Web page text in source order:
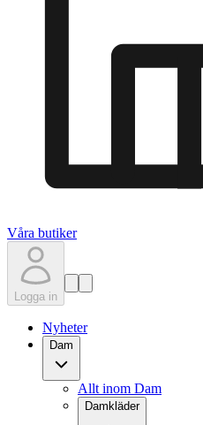
Våra butiker
Logga in
Nyheter
Dam
Allt inom Dam
Damkläder